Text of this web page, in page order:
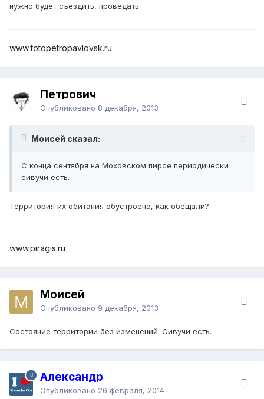
нужно будет съездить, проведать.
www.fotopetropavlovsk.ru
Петрович
Опубликовано 8 декабря, 2013
Моисей сказал:
С конца сентября на Моховском пирсе периодически
сивучи есть.
Территория их обитания обустроена, как обещали?
www.piragis.ru
Моисей
Опубликовано 9 декабря, 2013
Состояние территории без изменений. Сивучи есть.
Александр
Опубликовано 26 февраля, 2014